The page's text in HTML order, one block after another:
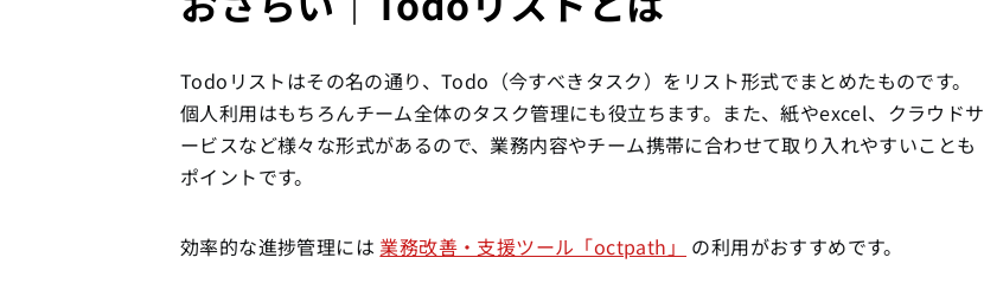
Todoリストはその名の通り、Todo（今すべきタスク）をリスト形式でまとめたものです。
個人利用はもちろんチーム全体のタスク管理にも役立ちます。また、紙やexcel、クラウドサ
ービスなど様々な形式があるので、業務内容やチーム携帯に合わせて取り入れやすいことも
ポイントです。
効率的な進捗管理には 業務改善・支援ツール「octpath」 の利用がおすすめです。